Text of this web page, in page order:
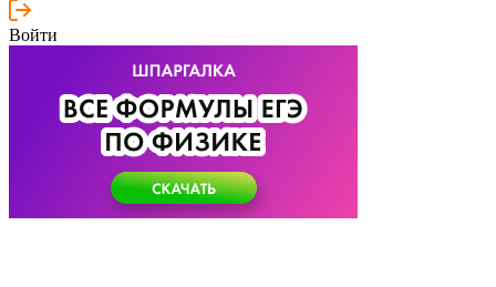
Войти